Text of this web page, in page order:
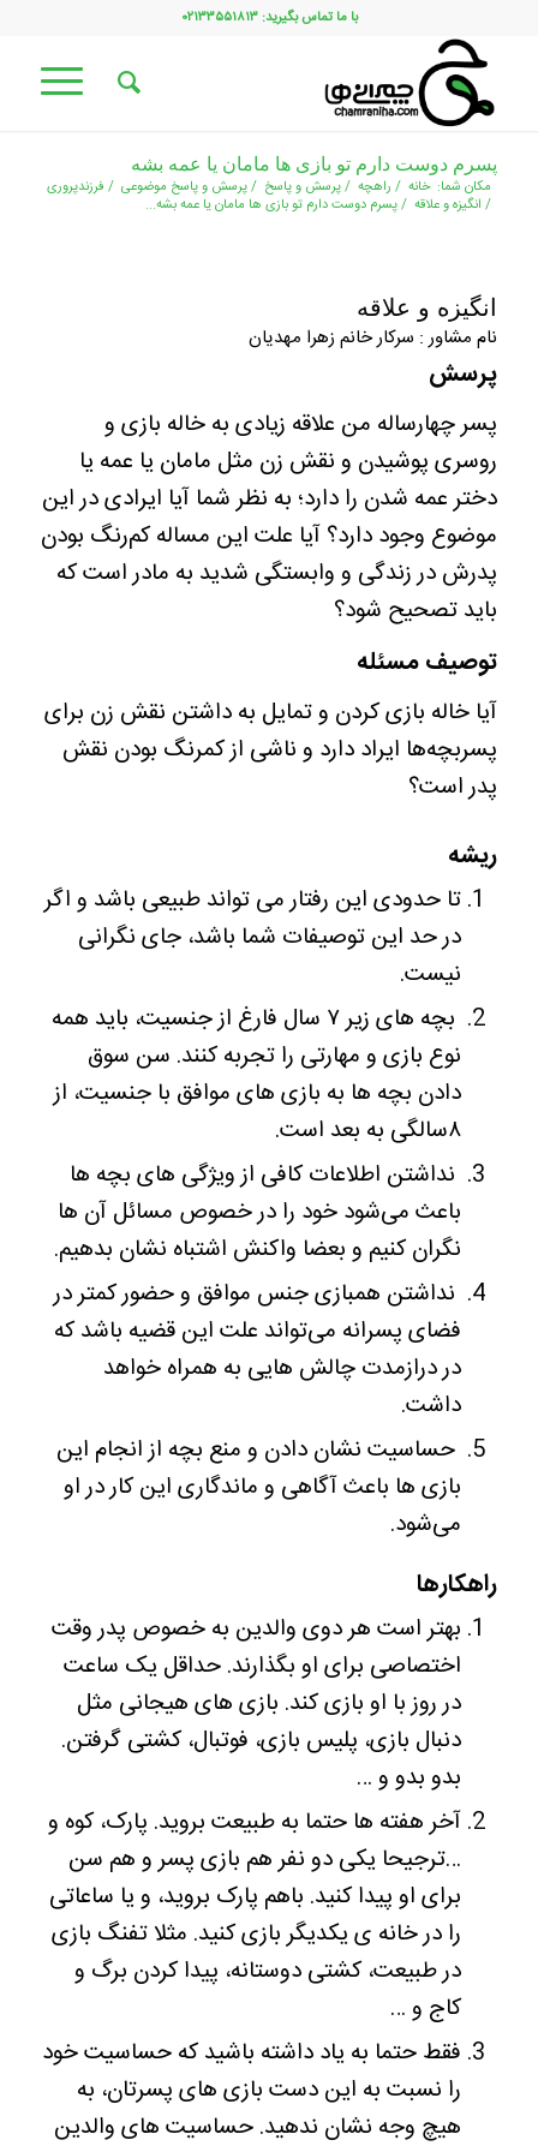
با ما تماس بگیرید: ۰۲۱۳۳۵۵۱۸۱۳
پسرم دوست دارم تو بازی ها مامان یا عمه بشه
مکان شما: خانه / راهچه /پرسش و پاسخ /پرسش و پاسخ موضوعی / فرزندپروری
/ انگیزه و علاقه /پسرم دوست دارم تو بازی ها مامان یا عمه بشه...
انگیزه و علاقه
نام مشاور : سرکار خانم زهرا مهدیان
پرسش
پسر چهارساله من علاقه زیادی به خاله بازی و
روسری پوشیدن و نقش زن مثل مامان یا عمه یا
دختر عمه شدن را دارد؛ به نظر شما آیا ایرادی در این
موضوع وجود دارد؟ آیا علت این مساله کم‌رنگ بودن
پدرش در زندگی و وابستگی شدید به مادر است که
باید تصحیح شود؟
توصیف مسئله
آیا خاله بازی کردن و تمایل به داشتن نقش زن برای
پسربچه‌ها ایراد دارد و ناشی از کمرنگ بودن نقش
پدر است؟
ریشه
تا حدودی این رفتار می تواند طبیعی باشد و اگر
در حد این توصیفات شما باشد، جای نگرانی
نیست.
بچه های زیر ۷ سال فارغ از جنسیت، باید همه
نوع بازی و مهارتی را تجربه کنند. سن سوق
دادن بچه ها به بازی های موافق با جنسیت، از
۸سالگی به بعد است.
نداشتن اطلاعات کافی از ویژگی های بچه ها
باعث می‌شود خود را در خصوص مسائل آن ها
نگران کنیم و بعضا واکنش اشتباه نشان بدهیم.
نداشتن همبازی جنس موافق و حضور کمتر در
فضای پسرانه می‌تواند علت این قضیه باشد که
در درازمدت چالش هایی به همراه خواهد
داشت.
حساسیت نشان دادن و منع بچه از انجام این
بازی ها باعث آگاهی و ماندگاری این کار در او
می‌شود.
راهکارها
بهتر است هر دوی والدین به خصوص پدر وقت
اختصاصی برای او بگذارند. حداقل یک ساعت
در روز با او بازی کند. بازی های هیجانی مثل
دنبال بازی، پلیس بازی، فوتبال، کشتی گرفتن.
بدو بدو و …
آخر هفته ها حتما به طبیعت بروید. پارک، کوه و
…ترجیحا یکی دو نفر هم بازی پسر و هم سن
برای او پیدا کنید. باهم پارک بروید، و یا ساعاتی
را در خانه ی یکدیگر بازی کنید. مثلا تفنگ بازی
در طبیعت، کشتی دوستانه، پیدا کردن برگ و
کاج و …
فقط حتما به یاد داشته باشید که حساسیت خود
را نسبت به این دست بازی های پسرتان، به
هیچ وجه نشان ندهید. حساسیت های والدین